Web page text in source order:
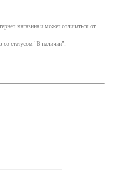
магазина и может отличаться от
со статусом "В наличии".